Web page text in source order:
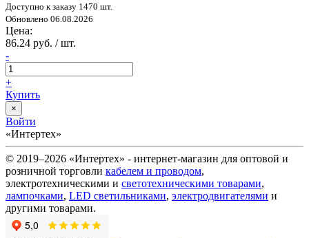
Доступно к заказу 1470 шт.
Обновлено 06.08.2026
Цена:
86.24 руб. / шт.
-
+
Купить
×
Войти
«Интертех»
© 2019–2026 «Интертех» - интернет-магазин для оптовой и
розничной торговли кабелем и проводом,
электротехническими и светотехническими товарами,
лампочками, LED светильниками, электродвигателями и
другими товарами.